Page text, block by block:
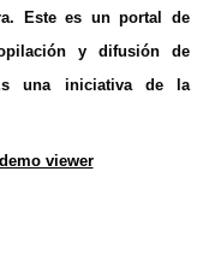
Este es un portal de
y difusión de
una iniciativa de la